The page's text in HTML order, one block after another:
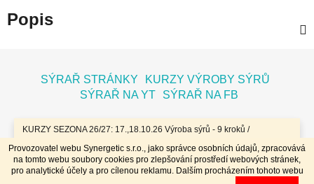
Provozovatel webu Synergetic s.r.o., jako správce osobních údajů, zpracovává
na tomto webu soubory cookies pro zlepšování prostředí webových stránek,
pro analytické účely a pro cílenou reklamu. Dalším procházením tohoto webu
KURZY SEZONA 26/27: 17.,18.10.26 Výroba sýrů - 9 kroků /
7.11.26 Bochníky - tvrdé zrající sýry / 8.11.26 Jogurty, Zákysy, Kefír
a Tvaroh + Hnětené a Tažené sýry/ 23.,24.1.27 Sýry doma /
20.,21.3.27 Výroba sýrů - 9 kroků / 10.4.27 Plísňáky - zrající sýry s
plísní / 11.4.27 Bochníky - tvrdé zrající sýry / 29.4..-2.5.27 Sýry 4
Popis
SÝRAŘ STRÁNKY
KURZY VÝROBY SÝRŮ
SÝRAŘ NA YT
SÝRAŘ NA FB
Vytvořil Shoptet